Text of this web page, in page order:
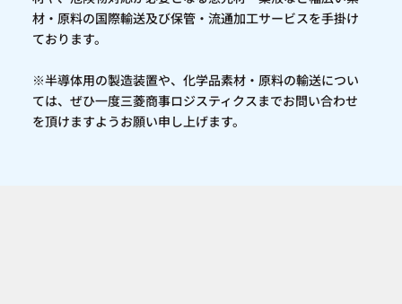
材・原料の国際輸送及び保管・流通加工サービスを手掛け
ております。
※半導体用の製造装置や、化学品素材・原料の輸送につい
ては、ぜひ一度三菱商事ロジスティクスまでお問い合わせ
を頂けますようお願い申し上げます。